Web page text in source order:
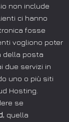
non include
ci hanno
fosse
vogliono poter
della posta
due servizi in
uno o più siti
Hosting.
se
, quella